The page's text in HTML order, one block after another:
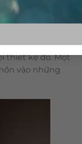
từ màu sắc và
cả một kho tàng”
thiết kế đó. Một
vào những